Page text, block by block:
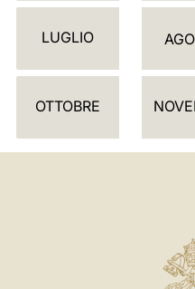
D
R
LUGLIO
OTTOBRE